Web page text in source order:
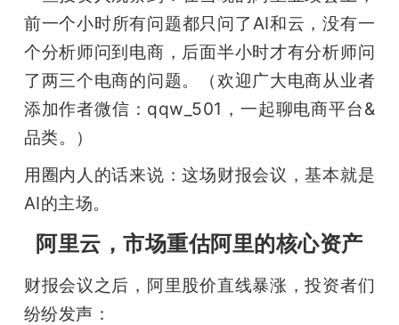
中
GAIR
专
爱
前一个小时所有问题都只问了AI和云，没有一
个分析师问到电商，后面半小时才有分析师问
了两三个电商的问题。（欢迎广大电商从业者
添加作者微信：qqw_501，一起聊电商平台&
品类。）
用圈内人的话来说：这场财报会议，基本就是
AI的主场。
阿里云，市场重估阿里的核心资产
财报会议之后，阿里股价直线暴涨，投资者们
纷纷发声：